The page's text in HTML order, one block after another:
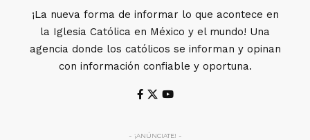
¡La nueva forma de informar lo que acontece en
la Iglesia Católica en México y el mundo! Una
agencia donde los católicos se informan y opinan
con información confiable y oportuna.
- ¡ANÚNCIATE! -